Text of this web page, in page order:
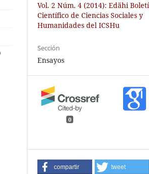
Vol. 2 Núm. 4 (2014): Edähi
Científico de Ciencias Sociales y
Humanidades del ICSHu
Sección
Ensayos
0
compartir tweet